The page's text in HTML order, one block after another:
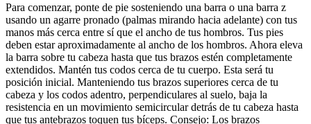
Para comenzar, ponte de pie sosteniendo una barra o una barra z
usando un agarre pronado (palmas mirando hacia adelante) con tus
manos más cerca entre sí que el ancho de tus hombros. Tus pies
deben estar aproximadamente al ancho de los hombros. Ahora eleva
la barra sobre tu cabeza hasta que tus brazos estén completamente
extendidos. Mantén tus codos cerca de tu cuerpo. Esta será tu
posición inicial. Manteniendo tus brazos superiores cerca de tu
cabeza y los codos adentro, perpendiculares al suelo, baja la
resistencia en un movimiento semicircular detrás de tu cabeza hasta
que tus antebrazos toquen tus bíceps. Consejo: Los brazos